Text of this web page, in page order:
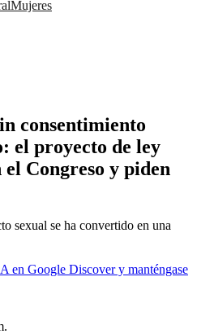
Mujeres
consentimiento
el proyecto de ley
Congreso y piden
sexual se ha convertido en una
en Google Discover y manténgase